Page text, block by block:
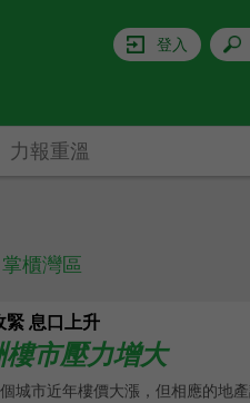
登入
掌櫃灣區
力報重溫
緊 息口上升
樓市壓力增大
城市近年樓價大漲，但相應的地